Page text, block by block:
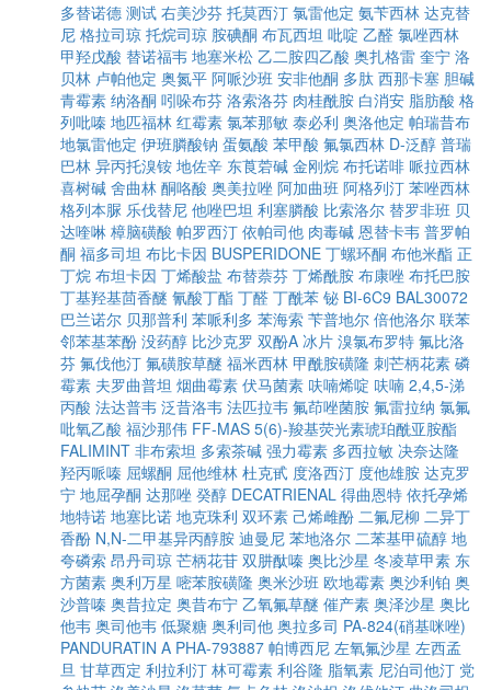
多替诺德 测试 右美沙芬 托莫西汀 氯雷他定 氨苄西林 达克替
尼 格拉司琼 托烷司琼 胺碘酮 布瓦西坦 吡啶 乙醛 氯唑西林
甲羟戊酸 替诺福韦 地塞米松 乙二胺四乙酸 奥扎格雷 奎宁 洛
贝林 卢帕他定 奥氮平 阿哌沙班 安非他酮 多肽 西那卡塞 胆碱
青霉素 纳洛酮 吲哚布芬 洛索洛芬 肉桂酰胺 白消安 脂肪酸 格
列吡嗪 地匹福林 红霉素 氯苯那敏 泰必利 奥洛他定 帕瑞昔布
地氯雷他定 伊班膦酸钠 蛋氨酸 苯甲酸 氟氯西林 D-泛醇 普瑞
巴林 异丙托溴铵 地佐辛 东莨菪碱 金刚烷 布托诺啡 哌拉西林
喜树碱 舍曲林 酮咯酸 奥美拉唑 阿加曲班 阿格列汀 苯唑西林
格列本脲 乐伐替尼 他唑巴坦 利塞膦酸 比索洛尔 替罗非班 贝
达喹啉 樟脑磺酸 帕罗西汀 依帕司他 肉毒碱 恩替卡韦 普罗帕
酮 福多司坦 布比卡因 BUSPERIDONE 丁螺环酮 布他米酯 正
丁烷 布坦卡因 丁烯酸盐 布替萘芬 丁烯酰胺 布康唑 布托巴胺
丁基羟基茴香醚 氰酸丁酯 丁醛 丁酰苯 铋 BI-6C9 BAL30072
巴兰诺尔 贝那普利 苯哌利多 苯海索 苄普地尔 倍他洛尔 联苯
邻苯基苯酚 没药醇 比沙克罗 双酚A 冰片 溴氯布罗特 氟比洛
芬 氟伐他汀 氟磺胺草醚 福米西林 甲酰胺磺隆 刺芒柄花素 磷
霉素 夫罗曲普坦 烟曲霉素 伏马菌素 呋喃烯啶 呋喃 2,4,5-涕
丙酸 法达普韦 泛昔洛韦 法匹拉韦 氟茚唑菌胺 氟雷拉纳 氯氟
吡氧乙酸 福沙那伟 FF-MAS 5(6)-羧基荧光素琥珀酰亚胺酯
FALIMINT 非布索坦 多索茶碱 强力霉素 多西拉敏 决奈达隆
羟丙哌嗪 屈螺酮 屈他维林 杜克甙 度洛西汀 度他雄胺 达克罗
宁 地屈孕酮 达那唑 癸醇 DECATRIENAL 得曲恩特 依托孕烯
地特诺 地塞比诺 地克珠利 双环素 己烯雌酚 二氟尼柳 二异丁
香酚 N,N-二甲基异丙醇胺 迪曼尼 苯地洛尔 二苯基甲硫醇 地
夸磷索 昂丹司琼 芒柄花苷 双肼酞嗪 奥比沙星 冬凌草甲素 东
方菌素 奥利万星 嘧苯胺磺隆 奥米沙班 欧地霉素 奥沙利铂 奥
沙普嗪 奥昔拉定 奥昔布宁 乙氧氟草醚 催产素 奥泽沙星 奥比
他韦 奥司他韦 低聚糖 奥利司他 奥拉多司 PA-824(硝基咪唑)
PANDURATIN A PHA-793887 帕博西尼 左氧氟沙星 左西孟
旦 甘草西定 利拉利汀 林可霉素 利谷隆 脂氧素 尼泊司他汀 党